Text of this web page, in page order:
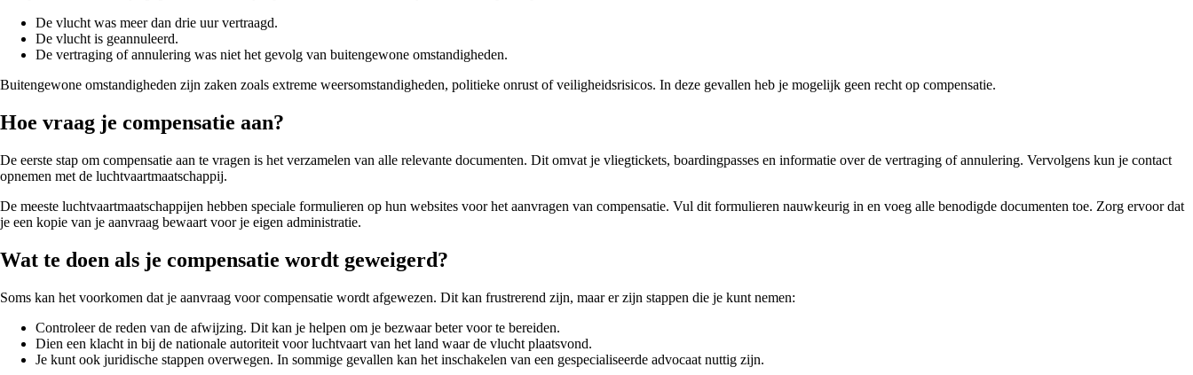
De vlucht was meer dan drie uur vertraagd.
De vlucht is geannuleerd.
De vertraging of annulering was niet het gevolg van buitengewone omstandigheden.
Buitengewone omstandigheden zijn zaken zoals extreme weersomstandigheden, politieke onrust of veiligheidsrisicos. In deze gevallen heb je mogelijk geen recht op compensatie.
Hoe vraag je compensatie aan?
De eerste stap om compensatie aan te vragen is het verzamelen van alle relevante documenten. Dit omvat je vliegtickets, boardingpasses en informatie over de vertraging of annulering. Vervolgens kun je contact
opnemen met de luchtvaartmaatschappij.
De meeste luchtvaartmaatschappijen hebben speciale formulieren op hun websites voor het aanvragen van compensatie. Vul dit formulieren nauwkeurig in en voeg alle benodigde documenten toe. Zorg ervoor dat
je een kopie van je aanvraag bewaart voor je eigen administratie.
Wat te doen als je compensatie wordt geweigerd?
Soms kan het voorkomen dat je aanvraag voor compensatie wordt afgewezen. Dit kan frustrerend zijn, maar er zijn stappen die je kunt nemen:
Controleer de reden van de afwijzing. Dit kan je helpen om je bezwaar beter voor te bereiden.
Dien een klacht in bij de nationale autoriteit voor luchtvaart van het land waar de vlucht plaatsvond.
Je kunt ook juridische stappen overwegen. In sommige gevallen kan het inschakelen van een gespecialiseerde advocaat nuttig zijn.